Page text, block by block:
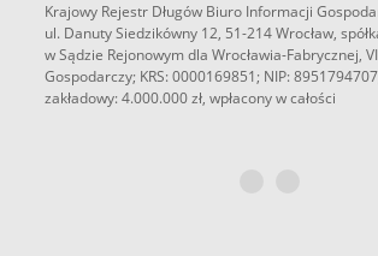
Krajowy Rejestr Długów Biuro Informacji
ul. Danuty Siedzikówny 12, 51-214 Wrocław,
w Sądzie Rejonowym dla Wrocławia-Fabrycznej,
Gospodarczy; KRS: 0000169851; NIP:
zakładowy: 4.000.000 zł, wpłacony w całości